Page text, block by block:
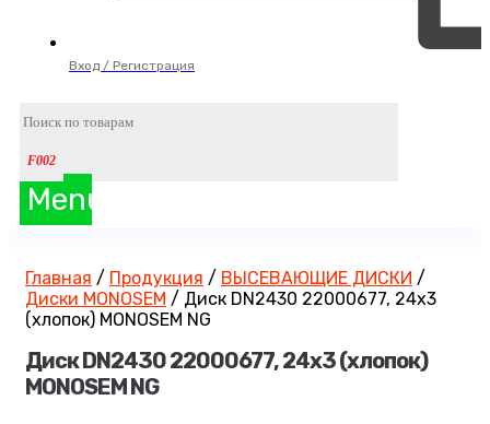
Вход / Регистрация
Menu
Главная / Продукция / ВЫСЕВАЮЩИЕ ДИСКИ /
Диски MONOSEM / Диск DN2430 22000677, 24х3
(хлопок) MONOSEM NG
Диск DN2430 22000677, 24х3 (хлопок)
MONOSEM NG